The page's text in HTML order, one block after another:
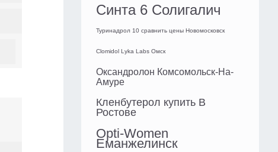
Синта 6 Солигалич
Туринадрол 10 сравнить цены Новомосковск
Clomidol Lyka Labs Омск
Оксандролон Комсомольск-На-
Амуре
Кленбутерол купить В
Ростове
Opti-Women
Еманжелинск